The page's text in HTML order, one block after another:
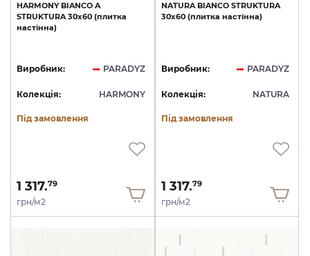
HARMONY BIANCO A
STRUKTURA 30х60 (плитка
настінна)
Виробник: PARADYZ
Колекція: HARMONY
Під замовлення
1 317.79
грн/м2
NATURA BIANCO STRUKTURA
30x60 (плитка настінна)
Виробник: PARADYZ
Колекція: NATURA
Під замовлення
1 317.79
грн/м2